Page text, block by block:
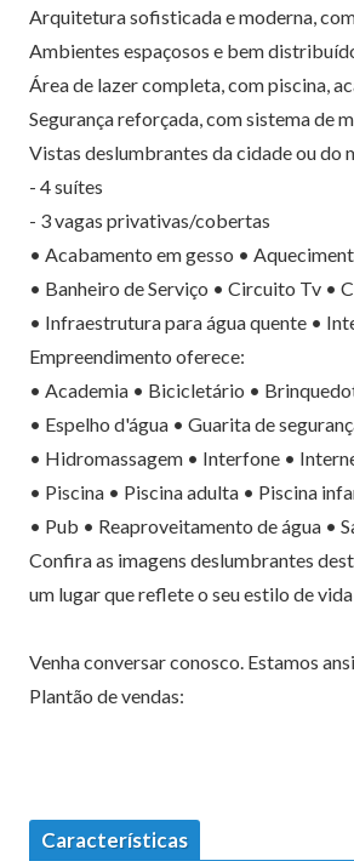
Arquitetura sofisticada e moderna,
Ambientes espaçosos e bem
Área de lazer completa, com piscina,
Segurança reforçada, com sistema de
Vistas deslumbrantes da cidade ou do
- 4 suítes
- 3 vagas privativas/cobertas
• Acabamento em gesso •
• Banheiro de Serviço • Circuito Tv •
• Infraestrutura para água quente •
Empreendimento oferece:
• Academia • Bicicletário •
• Espelho d'água • Guarita de
• Hidromassagem • Interfone •
• Piscina • Piscina adulta • Piscina
• Pub • Reaproveitamento de água •
Confira as imagens deslumbrantes
um lugar que reflete o seu estilo de
Venha conversar conosco. Estamos
Plantão de vendas:
Características